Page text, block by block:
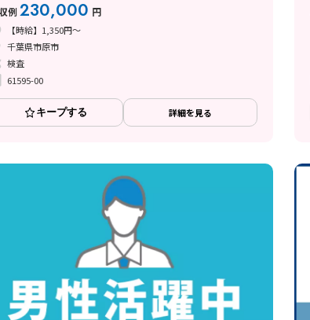
例230,000 円
【時給】1,350円～
千葉県市原市
検査
61595-00
キープする 詳細を見る